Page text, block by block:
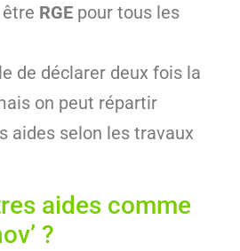
RGE pour tous les
de déclarer deux fois la
on peut répartir
aides selon les travaux
aides comme
?